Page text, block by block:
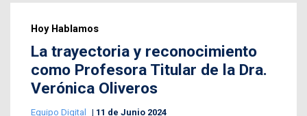
Hoy Hablamos
La trayectoria y reconocimiento
como Profesora Titular de la Dra.
Verónica Oliveros
Equipo Digital 11 de Junio 2024